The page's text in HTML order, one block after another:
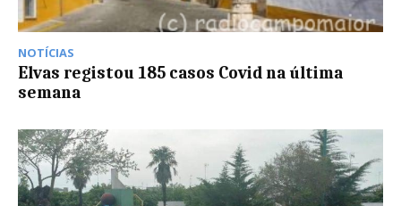
NOTÍCIAS
Elvas registou 185 casos Covid na última
semana